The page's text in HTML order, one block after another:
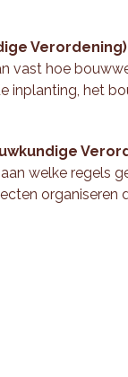
vast hoe
inplanting, het
welke regels
organiseren